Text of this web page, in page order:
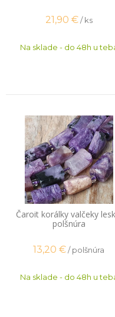
21,90 € / ks
Na sklade - do 48h u
Čaroit korálky valčeky
polšnúra
13,20 €/ polšnúra
Na sklade - do 48h u